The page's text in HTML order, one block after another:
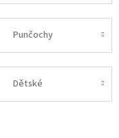
Punčochy
Dětské